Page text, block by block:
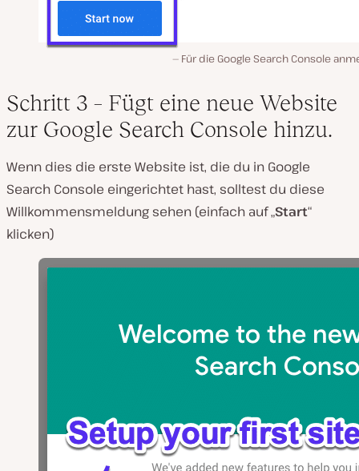
Für die Google Search Console
Schritt 3 – Fügt eine neue Website
zur Google Search Console hinzu.
Wenn dies die erste Website ist, die du in Google
Search Console eingerichtet hast, solltest du diese
Willkommensmeldung sehen (einfach auf „Start“
klicken)